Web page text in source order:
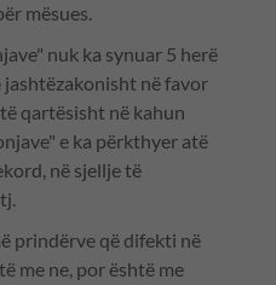
mësues.
nuk ka synuar 5 herë
jashtëzakonisht në favor
qartësisht në kahun
e ka përkthyer atë
në sjellje të
prindërve që difekti në
me ne, por është me